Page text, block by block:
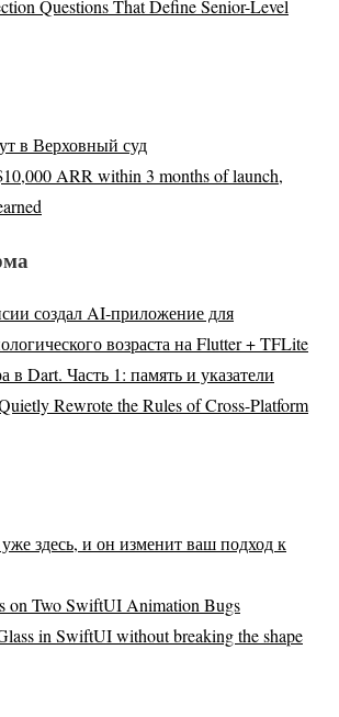
Questions That Define Senior-Level
в Верховный суд
ARR within 3 months of launch,
создал AI‑приложение для
возраста на Flutter + TFLite
Dart. Часть 1: память и указатели
Rewrote the Rules of Cross-Platform
здесь, и он изменит ваш подход к
on Two SwiftUI Animation Bugs
in SwiftUI without breaking the shape